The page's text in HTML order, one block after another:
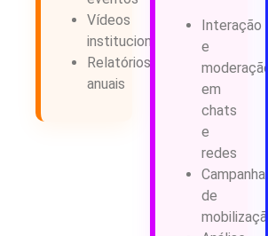
Vídeos
institucionais
Relatórios
anuais
Interação
e
moderação
em
chats
e
redes
Campanhas
de
mobilização